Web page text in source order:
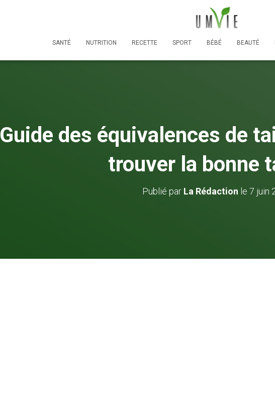
SANTÉ NUTRITION RECETTE SPORT BÉBÉ BEAUTÉ
Guide des équivalences de
trouver la bonne
Publié par La Rédaction le 7 juin